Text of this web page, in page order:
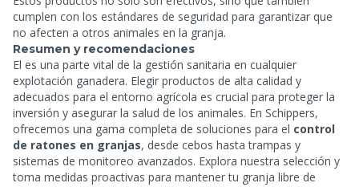
cumplen con los estándares de seguridad para garantizar que
no afecten a otros animales en la granja.
Resumen y recomendaciones
El es una parte vital de la gestión sanitaria en cualquier
explotación ganadera. Elegir productos de alta calidad y
adecuados para el entorno agrícola es crucial para proteger la
inversión y asegurar la salud de los animales. En Schippers,
ofrecemos una gama completa de soluciones para el control
de ratones en granjas, desde cebos hasta trampas y
sistemas de monitoreo avanzados. Explora nuestra selección y
toma medidas proactivas para mantener tu granja libre de